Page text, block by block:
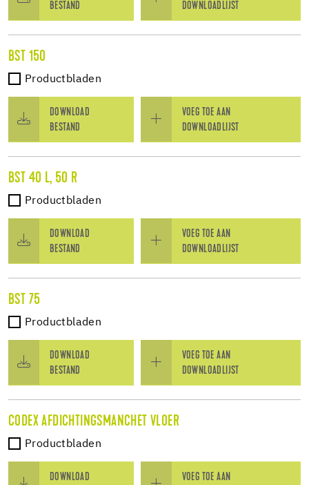
BESTAND
DOWNLOADLIJST
BST 150
Productbladen
DOWNLOAD
BESTAND
VOEG TOE AAN
DOWNLOADLIJST
BST 40 L, 50 R
Productbladen
DOWNLOAD
BESTAND
VOEG TOE AAN
DOWNLOADLIJST
BST 75
Productbladen
DOWNLOAD
BESTAND
VOEG TOE AAN
DOWNLOADLIJST
CODEX AFDICHTINGSMANCHET VLOER
Productbladen
DOWNLOAD
VOEG TOE AAN